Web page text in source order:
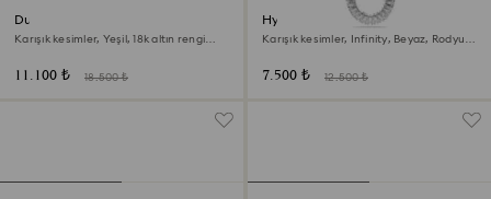
Dulcis Gerdanlık
Karışık kesimler, Yeşil, 18k altın rengi
11.100 ₺ 18.500 ₺
Hyperbola Kolye
Karışık kesimler, Infinity, Beyaz, Rodyum
7.500 ₺ 12.500 ₺